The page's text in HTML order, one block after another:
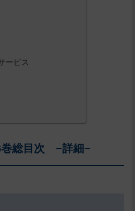
ービス
巻総目次 −詳細−